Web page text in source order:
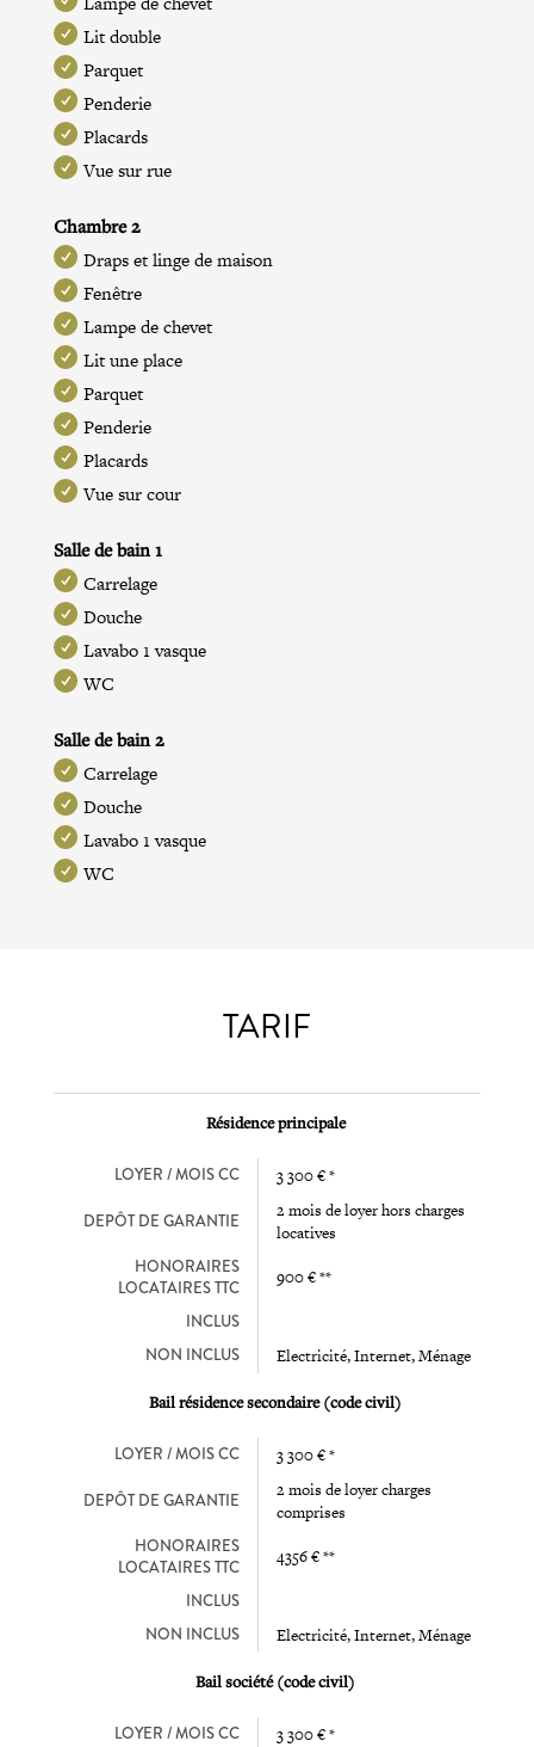
Lit double
Parquet
Penderie
Placards
Vue sur rue
Chambre 2
Draps et linge de maison
Fenêtre
Lampe de chevet
Lit une place
Parquet
Penderie
Placards
Vue sur cour
Salle de bain 1
Carrelage
Douche
Lavabo 1 vasque
WC
Salle de bain 2
Carrelage
Douche
Lavabo 1 vasque
WC
TARIF
Résidence principale
LOYER / MOIS CC 3 300 € *
DEPÔT DE GARANTIE
2 mois de loyer hors charges
locatives
HONORAIRES
LOCATAIRES TTC
900 € **
INCLUS
NON INCLUS
Electricité, Internet, Ménage
Bail résidence secondaire (code civil)
LOYER / MOIS CC 3 300 € *
DEPÔT DE GARANTIE
2 mois de loyer charges
comprises
HONORAIRES
LOCATAIRES TTC
4356 € **
INCLUS
NON INCLUS
Electricité, Internet, Ménage
Bail société (code civil)
LOYER / MOIS CC 3 300 € *